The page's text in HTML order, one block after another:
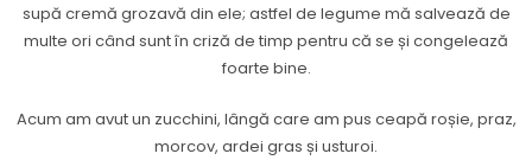
supă cremă grozavă din ele; astfel de legume mă salvează de
multe ori când sunt în criză de timp pentru că se și congelează
foarte bine.
Acum am avut un zucchini, lângă care am pus ceapă roșie, praz,
morcov, ardei gras și usturoi.